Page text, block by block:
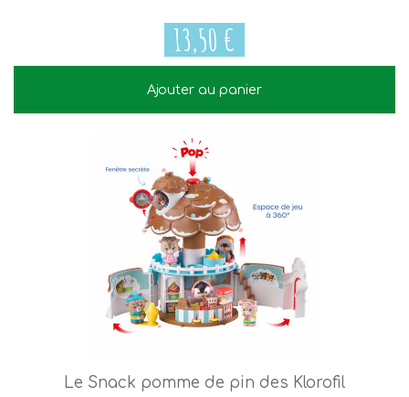
13,50 €
13,50 €
Ajouter au panier
Le Snack pomme de pin des Klorofil